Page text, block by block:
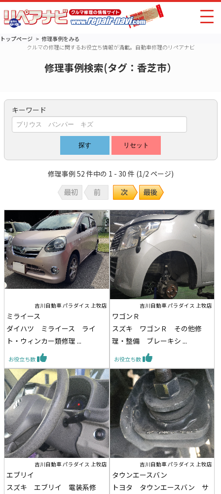
トップページ
修理事例をみる
クルマの修理に関するお役立ち情報が満載。自動車修理のリペアナビ
修理事例検索(タグ：香芝市）
キーワード
修理事例 52 件中の 1 - 30 件 (1/2 ページ)
吉川自動車 パラダイス 上牧店
ミライース
ダイハツ ミライース ライ
ト・ウィンカー類修理 ...
お役立ち数
吉川自動車 パラダイス 上牧店
ワゴンＲ
スズキ ワゴンＲ その他修
理・整備 ブレーキシ ...
お役立ち数
吉川自動車 パラダイス 上牧店
エブリイ
スズキ エブリイ 電装系修
吉川自動車 パラダイス 上牧店
タウンエースバン
トヨタ タウンエースバン サ